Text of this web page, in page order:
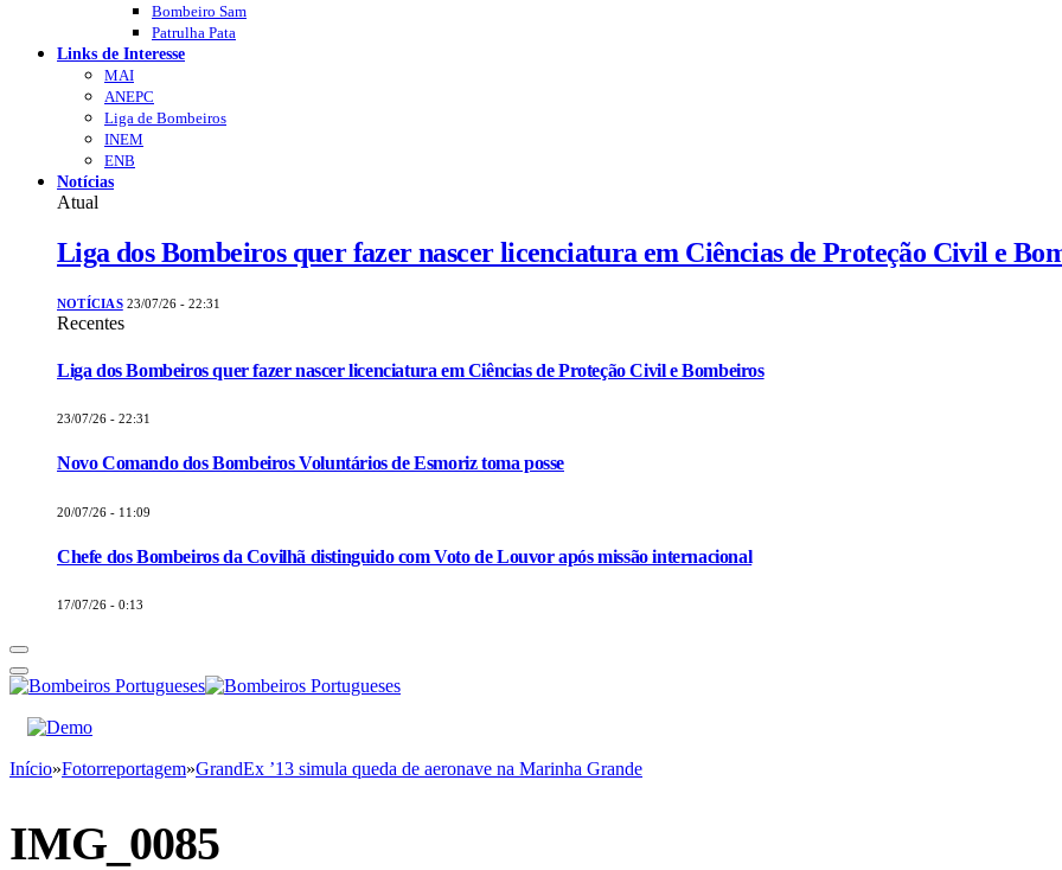
Bombeiro Sam
Patrulha Pata
Links de Interesse
MAI
ANEPC
Liga de Bombeiros
INEM
ENB
Notícias
Atual
Liga dos Bombeiros quer fazer nascer licenciatura em Ciências de Proteção Civil e
NOTÍCIAS 23/07/26 - 22:31
Recentes
Liga dos Bombeiros quer fazer nascer licenciatura em Ciências de Proteção Civil e Bombeiros
23/07/26 - 22:31
Novo Comando dos Bombeiros Voluntários de Esmoriz toma posse
20/07/26 - 11:09
Chefe dos Bombeiros da Covilhã distinguido com Voto de Louvor após missão internacional
17/07/26 - 0:13
Início»Fotorreportagem»GrandEx ’13 simula queda de aeronave na Marinha Grande
IMG_0085